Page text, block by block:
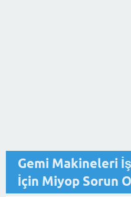
Gemi Makineleri
İçin Miyop Sorun